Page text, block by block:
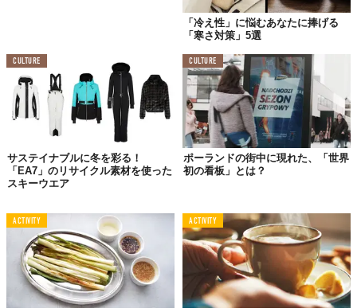
袋や靴下などが濡れてしまったら、できるだけすぐに濡れていな
■医師からのアドバイス
思いのほか、凍傷は身近なところで起こりうる障害です。防寒を
しっかりして、安全にウインタースポーツを楽しみましょう。も
し凍傷になってしまったら、とにかく早め早めの対処が大切で
す。異変を感じたらすぐ、温めるなどの処置をしてください。
久々の運動で怪我をしてしまう前に…運動不
足は腰痛や便秘をはじめとする身体の不調を
引き起こします。まずはチェックをしながら
普段の生活で見直せるポイントを探してみま
しょう。 自分は大丈夫！と思っている人
は、本当に運動が足りているかチェックして
みましょう。【運動不足】チェック
「冷え性」に悩むあなたに捧げる
「寒さ対策」5選
CULTURE
サステイナブルに冬を彩る！
「EA7」のリサイクル素材を使った
スキーウエア
CULTURE
ポーランドの街中に現れた、「世界
初の看板」とは？
ACTIVITY ACTIVITY